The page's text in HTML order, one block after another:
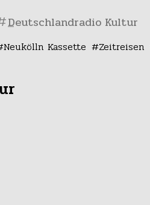
Neukölln Kassette Zeitreisen